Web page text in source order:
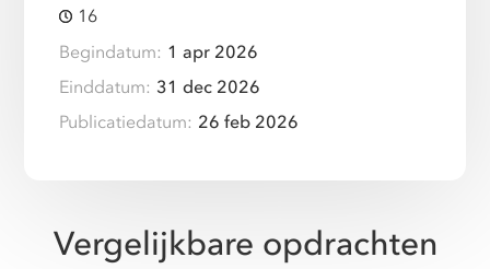
16
Begindatum: 1 apr 2026
Einddatum: 31 dec 2026
Publicatiedatum: 26 feb 2026
Vergelijkbare opdrachten